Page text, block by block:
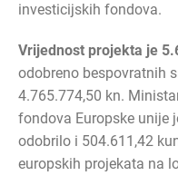
investicijskih fondova.
Vrijednost projekta je
odobreno bespovratnih
4.765.774,50 kn.
fondova Europske unije
odobrilo i 504.611,42
europskih projekata na